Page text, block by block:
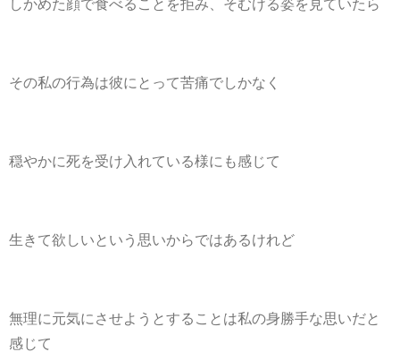
しかめた顔で食べることを拒み、そむける姿を見ていたら
その私の行為は彼にとって苦痛でしかなく
穏やかに死を受け入れている様にも感じて
生きて欲しいという思いからではあるけれど
無理に元気にさせようとすることは私の身勝手な思いだと
感じて